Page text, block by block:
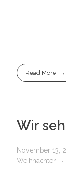
Read More
Wir
November 13,
Weihnachten